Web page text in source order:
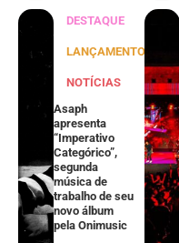
DESTAQUE
LANÇAMENTOS
NOTÍCIAS
Asaph
apresenta
“Imperativo
Categórico”,
segunda
música de
trabalho de seu
novo álbum
pela Onimusic